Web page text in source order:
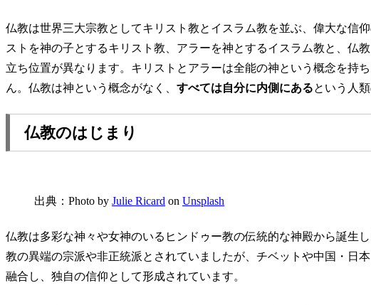
仏教は世界三大宗教としてキリスト教とイスラム教を並ぶ、偉大な信
ストを神の子とするキリスト教、アラーを神とするイスラム教と、仏
立ち位置が異なります。キリストとアラーは全能の神という概念を持
ん。仏教は神という概念がなく、 すべては自分に内側にあるという人
仏教のはじまり
出典：Photo by Julie Ricard on Unsplash
仏教は多彩な神々や女神のいるヒンドゥー教の伝統的な神殿から誕生
教の異端の宗派や非正統派とされていましたが、チベットや中国・日
融合し、独自の信仰として形成されています。